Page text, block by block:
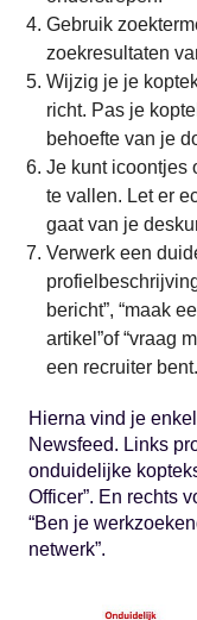
Gebruik
zoekresultaten
Wijzig je je
richt. Pas je
behoefte van je
Je kunt icoontjes
te vallen. Let er
gaat van je
Verwerk een
bericht”, “maak
artikel”of “vraag
een recruiter bent.
Hierna vind je
Newsfeed. Links
onduidelijke
Officer”. En rechts
“Ben je
netwerk”.